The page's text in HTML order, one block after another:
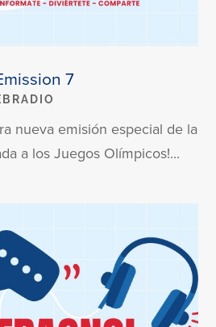
7
nueva emisión especial de la
a los Juegos Olímpicos!...